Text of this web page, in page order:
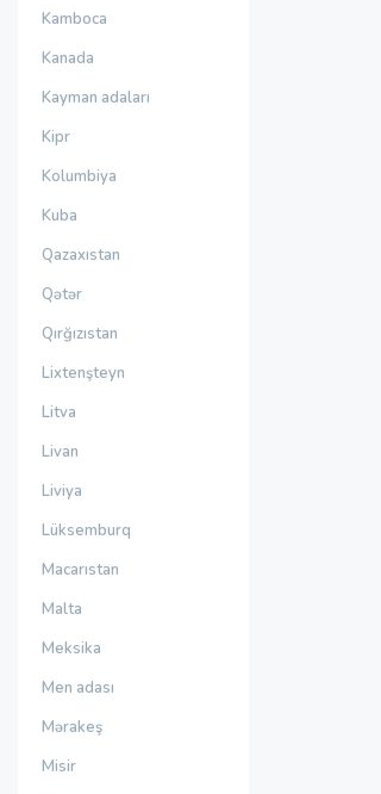
Kamboca
Kanada
Kayman adaları
Kipr
Kolumbiya
Kuba
Qazaxıstan
Qətər
Qırğızıstan
Lixtenşteyn
Litva
Livan
Liviya
Lüksemburq
Macarıstan
Malta
Meksika
Men adası
Mərakeş
Misir